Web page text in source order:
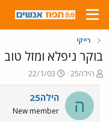
רייקי
בוקר ניפלא ומזל טוב
פ
ו
ת
ח
ה
הילה25
פ
ו
ר
ם
22/1/03
ה הילה25
New member